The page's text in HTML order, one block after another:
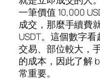
一筆價值 10,000
成交，那麼手續費
USDT。這個數字
交易、部位較大，
的成本，因此了解
常重要。